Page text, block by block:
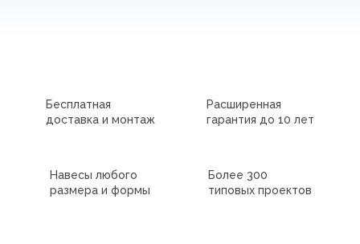
Бесплатная
доставка и монтаж
Расширенная
гарантия до 10 лет
Навесы любого
размера и формы
Более 300
типовых проектов